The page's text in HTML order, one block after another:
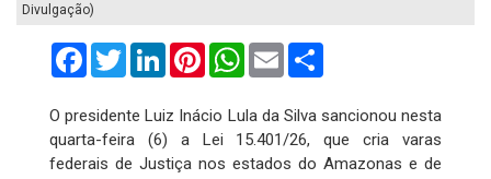
Divulgação)
FacebookTwitterLinkedInPinterestWhatsApp
Email
O presidente Luiz Inácio Lula da Silva sancionou nesta
quarta-feira (6) a Lei 15.401/26, que cria varas
federais de Justiça nos estados do Amazonas e de